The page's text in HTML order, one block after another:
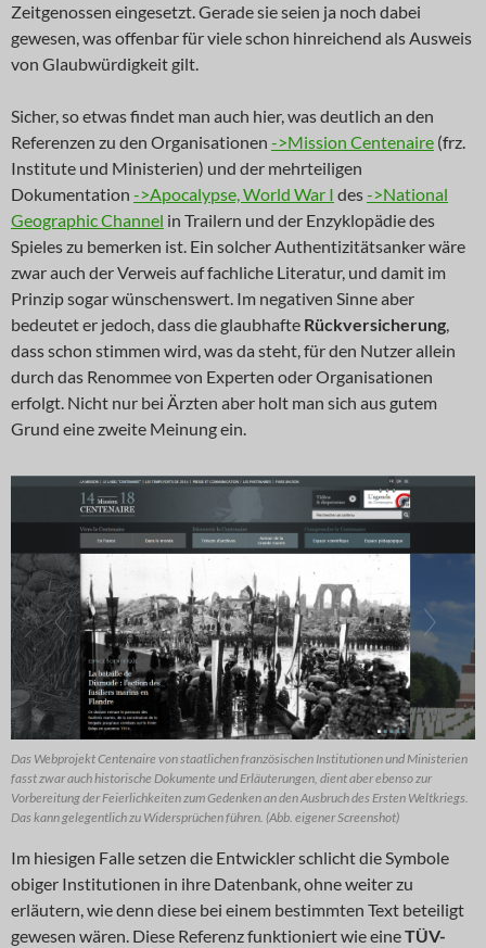
Zeitgenossen eingesetzt. Gerade sie seien ja noch dabei
gewesen, was offenbar für viele schon hinreichend als Ausweis
von Glaubwürdigkeit gilt.
Sicher, so etwas findet man auch hier, was deutlich an den
Referenzen zu den Organisationen ->Mission Centenaire (frz.
Institute und Ministerien) und der mehrteiligen
Dokumentation ->Apocalypse, World War I des->National
Geographic Channel in Trailern und der Enzyklopädie des
Spieles zu bemerken ist. Ein solcher Authentizitätsanker wäre
zwar auch der Verweis auf fachliche Literatur, und damit im
Prinzip sogar wünschenswert. Im negativen Sinne aber
bedeutet er jedoch, dass die glaubhafte Rückversicherung,
dass schon stimmen wird, was da steht, für den Nutzer allein
durch das Renommee von Experten oder Organisationen
erfolgt. Nicht nur bei Ärzten aber holt man sich aus gutem
Grund eine zweite Meinung ein.
Das Webprojekt Centenaire von staatlichen französischen Institutionen und Ministerien
fasst zwar auch historische Dokumente und Erläuterungen, dient aber ebenso zur
Vorbereitung der Feierlichkeiten zum Gedenken an den Ausbruch des Ersten Weltkriegs.
Das kann gelegentlich zu Widersprüchen führen. (Abb. eigener Screenshot)
Im hiesigen Falle setzen die Entwickler schlicht die Symbole
obiger Institutionen in ihre Datenbank, ohne weiter zu
erläutern, wie denn diese bei einem bestimmten Text beteiligt
gewesen wären. Diese Referenz funktioniert wie eineTÜV-